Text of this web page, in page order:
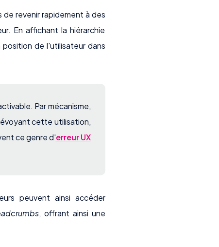
revenir rapidement à des
En affichant la hiérarchie
de l'utilisateur dans
Par mécanisme,
cette utilisation,
ce genre d'erreur UX
peuvent ainsi accéder
, offrant ainsi une